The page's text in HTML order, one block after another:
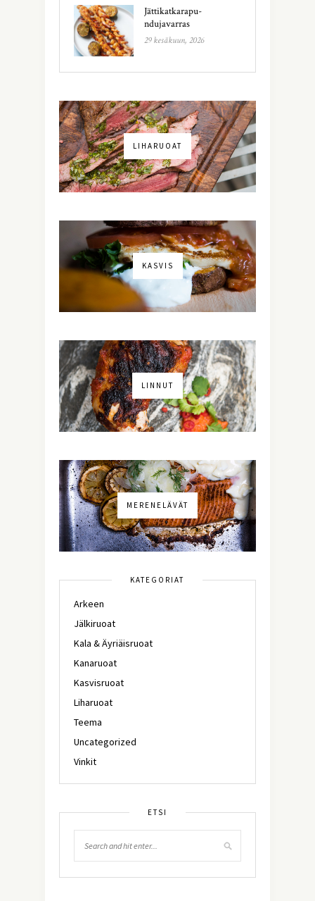
Jättikatkarapu-
ndujavarras
29 kesäkuun, 2026
LIHARUOAT
KASVIS
LINNUT
MERENELÄVÄT
KATEGORIAT
Arkeen
Jälkiruoat
Kala & Äyriäisruoat
Kanaruoat
Kasvisruoat
Liharuoat
Teema
Uncategorized
Vinkit
ETSI